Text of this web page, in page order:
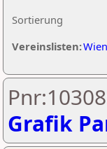
Sortierung
Vereinslisten:Wien
Grafik